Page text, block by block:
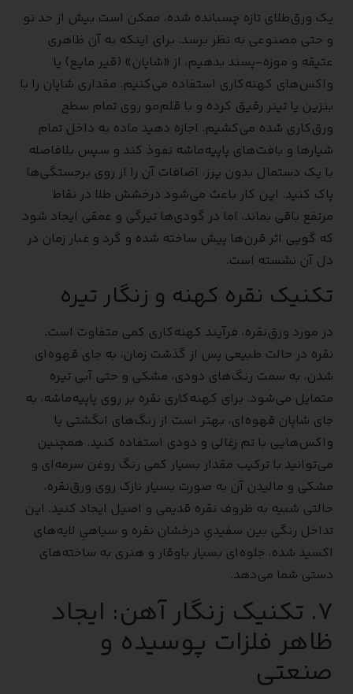
یک ورق‌طلای تازه چسبانده شده، ممکن است بیش از حد نو
و حتی مصنوعی به نظر برسد. برای اینکه به آن ظاهری
عتیقه و موزه-پسند بدهیم، از «شاپان» (قیر مایع) یا
واکس‌های کهنه‌کاری استفاده می‌کنیم. مقداری شاپان را با
بنزین یا تینر رقیق کرده و با قلم‌مو روی تمام سطح
ورق‌کاری شده می‌کشیم. اجازه دهید ماده به داخل تمام
شیارها و بافت‌های پاپیه‌ماشه نفوذ کند و سپس بلافاصله
با یک دستمال بدون پرز، اضافات آن را از روی برجستگی‌ها
پاک کنید. این کار باعث می‌شود درخشش طلا در نقاط
مرتفع باقی بماند، اما در گودی‌ها تیرگی و عمقی ایجاد شود
که گویی اثر قرن‌ها پیش ساخته شده و گرد و غبار زمان در
دل آن نشسته است.
تکنیک نقره کهنه و زنگار تیره
در مورد ورق‌نقره، فرآیند کهنه‌کاری کمی متفاوت است.
نقره در حالت طبیعی پس از گذشت زمان، به جای قهوه‌ای
شدن، به سمت رنگ‌های دودی، مشکی و حتی آبی تیره
متمایل می‌شود. برای کهنه‌کاری نقره بر روی پاپیه‌ماشه، به
جای شاپان قهوه‌ای، بهتر است از رنگ‌های انگشتی یا
واکس‌هایی با تم زغالی و دودی استفاده کنید. همچنین
می‌توانید با ترکیب مقدار بسیار کمی رنگ روغن سرمه‌ای و
مشکی و مالیدن آن به صورت بسیار نازک روی ورق‌نقره،
حالتی شبیه به ظروف نقره قدیمی و اصیل ایجاد کنید. این
تداخل رنگی بین سفیدیِ درخشان نقره و سیاهیِ لایه‌های
اکسید شده، جلوه‌ای بسیار باوقار و هنری به ساخته‌های
دستی شما می‌دهد.
۷. تکنیک زنگار آهن: ایجاد
ظاهر فلزات پوسیده و
صنعتی